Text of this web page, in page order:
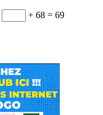
+ 68 = 69